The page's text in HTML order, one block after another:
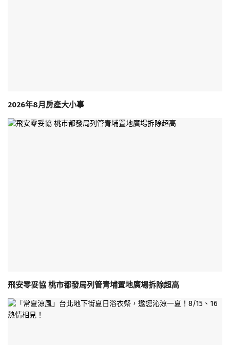
2026年8月房產大小事
飛安零妥協 桃市都發局列管青埔置地廣場拆除超高